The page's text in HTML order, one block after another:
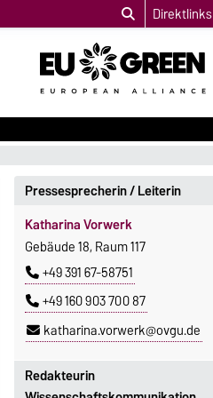
Direktlinks
Pressesprecherin / Leiterin
Katharina Vorwerk
Gebäude 18, Raum 117
+49 391 67-58751
+49 160 903 700 87
katharina.vorwerk@ovgu.de
Redakteurin